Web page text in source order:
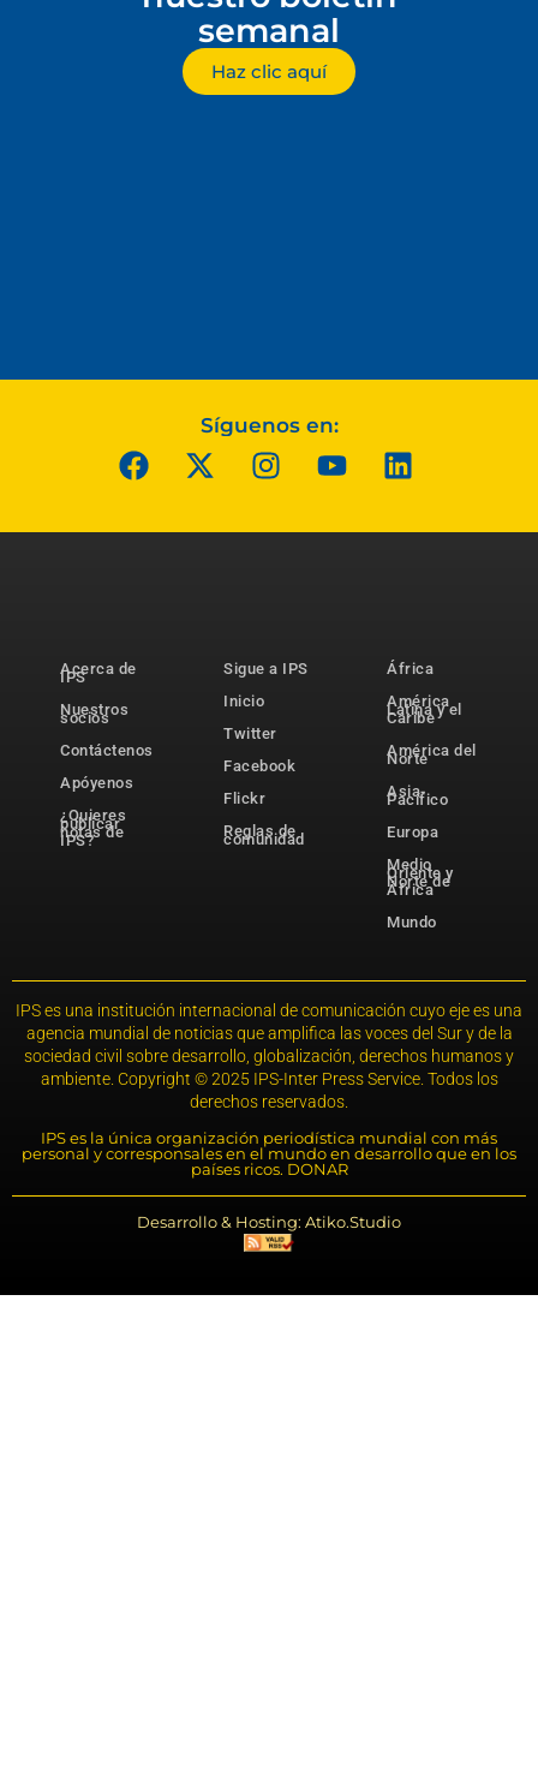
semanal
Haz clic aquí
Síguenos en:
Acerca de
IPS
Nuestros
socios
Contáctenos
Apóyenos
¿Quieres
publicar
notas de
IPS?
Sigue a IPS
Inicio
Twitter
Facebook
Flickr
Reglas de
comunidad
África
América
Latina y el
Caribe
América del
Norte
Asia-
Pacífico
Europa
Medio
Oriente y
Norte de
África
Mundo
IPS es una institución internacional de comunicación cuyo eje es una
agencia mundial de noticias que amplifica las voces del Sur y de la
sociedad civil sobre desarrollo, globalización, derechos humanos y
ambiente. Copyright © 2025 IPS-Inter Press Service. Todos los
derechos reservados.
IPS es la única organización periodística mundial con más
personal y corresponsales en el mundo en desarrollo que en los
países ricos. DONAR
Desarrollo & Hosting: Atiko.Studio